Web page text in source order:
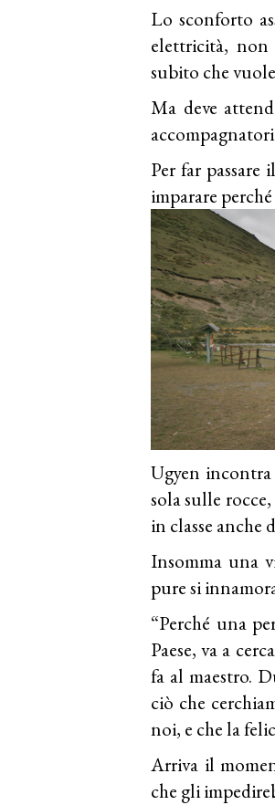
Lo sconforto
elettricità, non
subito che
Ma deve
Per far
imparare
Ugyen
sola sulle
in classe
Insomma una
pure si
“Perché una
Paese, va a
fa al maestro.
ciò che
noi, e che la
Arriva il
che gli